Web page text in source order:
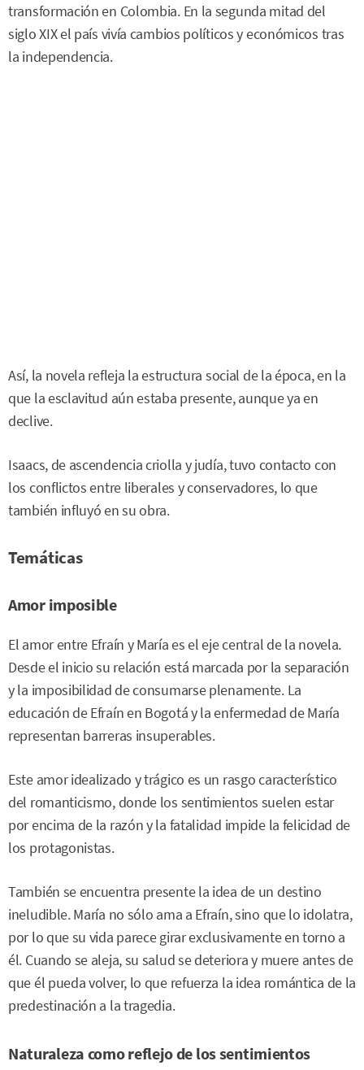
transformación en Colombia. En la segunda mitad del
siglo XIX el país vivía cambios políticos y económicos tras
la independencia.
Así, la novela refleja la estructura social de la época, en la
que la esclavitud aún estaba presente, aunque ya en
declive.
Isaacs, de ascendencia criolla y judía, tuvo contacto con
los conflictos entre liberales y conservadores, lo que
también influyó en su obra.
Temáticas
Amor imposible
El amor entre Efraín y María es el eje central de la novela.
Desde el inicio su relación está marcada por la separación
y la imposibilidad de consumarse plenamente. La
educación de Efraín en Bogotá y la enfermedad de María
representan barreras insuperables.
Este amor idealizado y trágico es un rasgo característico
del romanticismo, donde los sentimientos suelen estar
por encima de la razón y la fatalidad impide la felicidad de
los protagonistas.
También se encuentra presente la idea de un destino
ineludible. María no sólo ama a Efraín, sino que lo idolatra,
por lo que su vida parece girar exclusivamente en torno a
él. Cuando se aleja, su salud se deteriora y muere antes de
que él pueda volver, lo que refuerza la idea romántica de la
predestinación a la tragedia.
Naturaleza como reflejo de los sentimientos